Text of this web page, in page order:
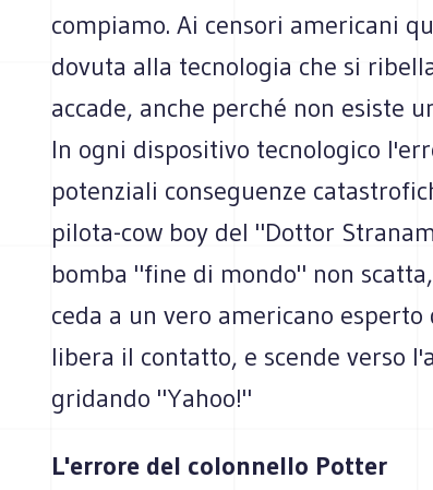
compiamo. Ai censori americani
dovuta alla tecnologia che si
accade, anche perché non esiste
In ogni dispositivo tecnologico
potenziali conseguenze
pilota-cow boy del "Dottor
bomba "fine di mondo" non
ceda a un vero americano
libera il contatto, e scende verso
gridando "Yahoo!"
L'errore del colonnello Potter